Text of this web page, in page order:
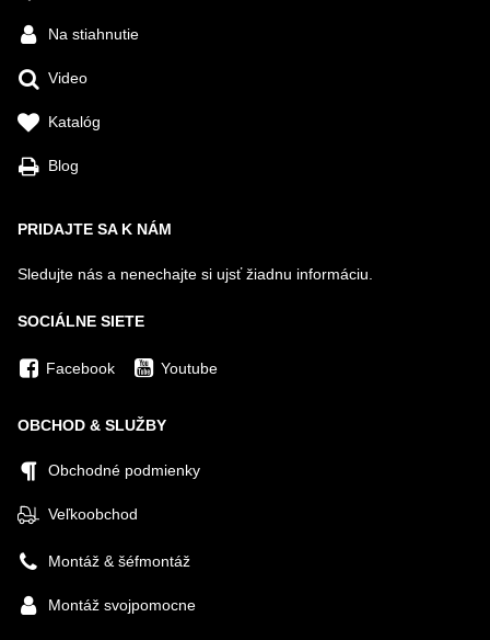
Na stiahnutie
Video
Katalóg
Blog
PRIDAJTE SA K NÁM
Sledujte nás a nenechajte si ujsť žiadnu informáciu.
SOCIÁLNE SIETE
Facebook Youtube
OBCHOD & SLUŽBY
Obchodné podmienky
Veľkoobchod
Montáž & šéfmontáž
Montáž svojpomocne